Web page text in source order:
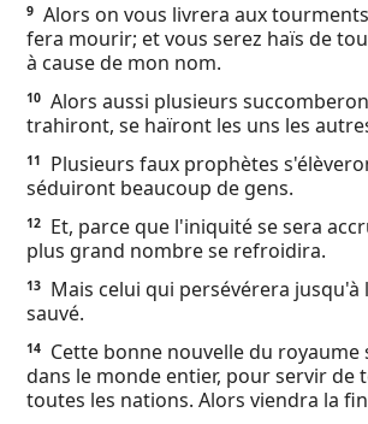
9 Alors on vous livrera aux
fera mourir; et vous serez haïs de
à cause de mon nom.
10 Alors aussi plusieurs
trahiront, se haïront les uns les
11
Plusieurs faux prophètes
séduiront beaucoup de gens.
12
Et, parce que l'iniquité se sera
plus grand nombre se refroidira.
13
Mais celui qui persévérera jusqu'à
sauvé.
14
Cette bonne nouvelle du royaume
dans le monde entier, pour servir de
toutes les nations. Alors viendra la